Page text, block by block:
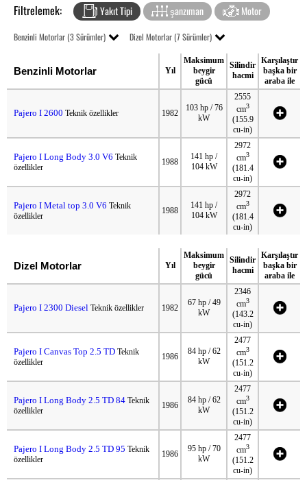
Filtrelemek: Yakıt Tipi şanzıman Motor
Benzinli Motorlar (3 Sürümler) Dizel Motorlar (7 Sürümler)
Benzinli Motorlar Yıl
Maksimum
beygir
gücü
Silindir
hacmi
Karşılaştır
başka bir
araba ile
Pajero I 2600 Teknik özellikler 1982
103 hp / 76
kW
2555
cm3
(155.9
cu-in)
Pajero I Long Body 3.0 V6 Teknik
özellikler
1988
141 hp /
104 kW
2972
cm3
(181.4
cu-in)
Pajero I Metal top 3.0 V6 Teknik
özellikler
1988
141 hp /
104 kW
2972
cm3
(181.4
cu-in)
Dizel Motorlar Yıl
Maksimum
beygir
gücü
Silindir
hacmi
Karşılaştır
başka bir
araba ile
Pajero I 2300 Diesel Teknik özellikler 1982
67 hp / 49
kW
2346
cm3
(143.2
cu-in)
Pajero I Canvas Top 2.5 TD Teknik
özellikler
1986
84 hp / 62
kW
2477
cm3
(151.2
cu-in)
Pajero I Long Body 2.5 TD 84 Teknik
özellikler
1986
84 hp / 62
kW
2477
cm3
(151.2
cu-in)
Pajero I Long Body 2.5 TD 95 Teknik
özellikler
1986
95 hp / 70
kW
2477
cm3
(151.2
cu-in)